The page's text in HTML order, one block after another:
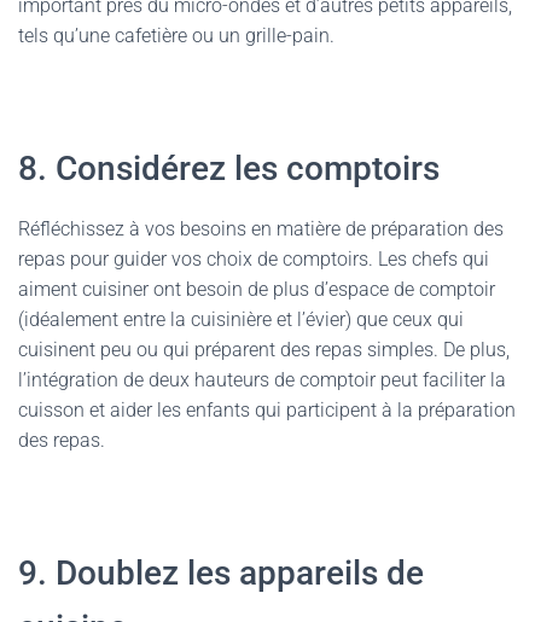
important près du micro-ondes et d’autres petits appareils,
tels qu’une cafetière ou un grille-pain.
8. Considérez les comptoirs
Réfléchissez à vos besoins en matière de préparation des
repas pour guider vos choix de comptoirs. Les chefs qui
aiment cuisiner ont besoin de plus d’espace de comptoir
(idéalement entre la cuisinière et l’évier) que ceux qui
cuisinent peu ou qui préparent des repas simples. De plus,
l’intégration de deux hauteurs de comptoir peut faciliter la
cuisson et aider les enfants qui participent à la préparation
des repas.
9. Doublez les appareils de